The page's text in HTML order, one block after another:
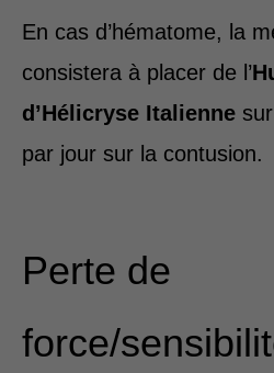
En cas d’hématome, la
consistera à placer de l’
d’Hélicryse Italienne
par jour sur la contusion.
Perte de
force/